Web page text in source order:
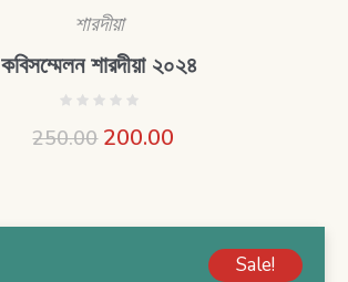
শারদীয়া
কবিসম্মেলন শারদীয়া ২০২৪
250.00 200.00
Sale!